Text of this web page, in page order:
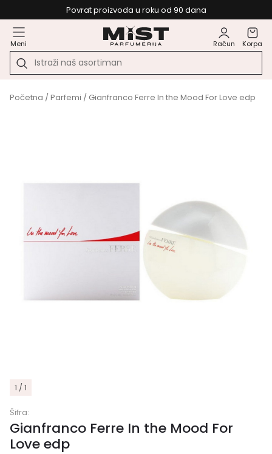
Povrat proizvoda u roku od 90 dana
Meni Račun Korpa
Početna /Parfemi / Gianfranco Ferre In the Mood For Love edp
1 / 1
Šifra:
Gianfranco Ferre In the Mood For
Love edp